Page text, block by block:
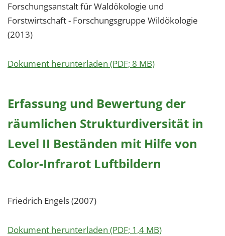
Forschungsanstalt für Waldökologie und
Forstwirtschaft - Forschungsgruppe Wildökologie
(2013)
Dokument herunterladen (PDF; 8 MB)
Erfassung und Bewertung der
räumlichen Strukturdiversität in
Level II Beständen mit Hilfe von
Color-Infrarot Luftbildern
Friedrich Engels (2007)
Dokument herunterladen (PDF; 1,4 MB)